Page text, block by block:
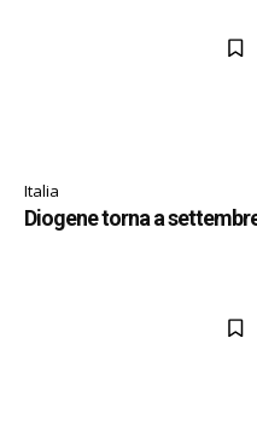
Italia
Diogene torna a